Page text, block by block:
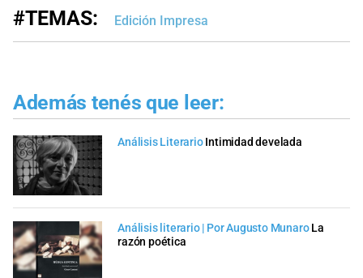
#TEMAS: Edición Impresa
Además tenés que leer:
Análisis Literario Intimidad develada
Análisis literario | Por Augusto Munaro La
razón poética